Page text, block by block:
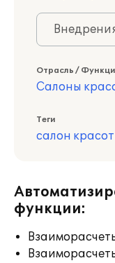
Отрасль /
Салоны
Теги
салон
функции: